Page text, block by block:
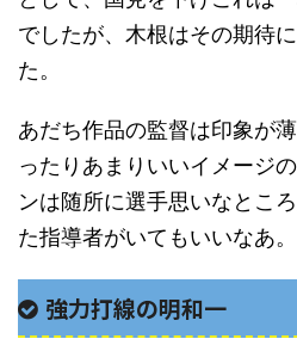
でしたが、木根はその期待
た。
あだち作品の監督は印象が
ったりあまりいいイメージ
ンは随所に選手思いなとこ
た指導者がいてもいいなあ
強力打線の明和一